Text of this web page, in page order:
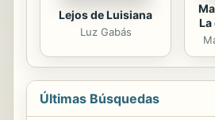
Lejos de Luisiana
Luz Gabás
La
Últimas Búsquedas